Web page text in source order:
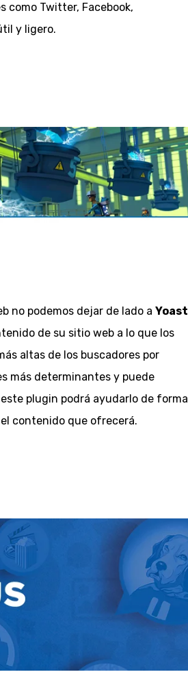
como Twitter, Facebook,
y ligero.
no podemos dejar de lado a Yoast
de su sitio web a lo que los
altas de los buscadores por
más determinantes y puede
plugin podrá ayudarlo de forma
contenido que ofrecerá.